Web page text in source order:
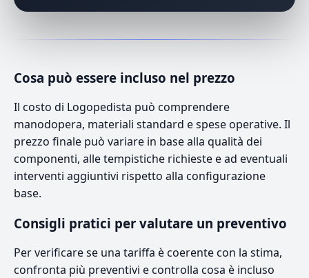
Cosa può essere incluso nel prezzo
Il costo di Logopedista può comprendere
manodopera, materiali standard e spese operative. Il
prezzo finale può variare in base alla qualità dei
componenti, alle tempistiche richieste e ad eventuali
interventi aggiuntivi rispetto alla configurazione
base.
Consigli pratici per valutare un preventivo
Per verificare se una tariffa è coerente con la stima,
confronta più preventivi e controlla cosa è incluso